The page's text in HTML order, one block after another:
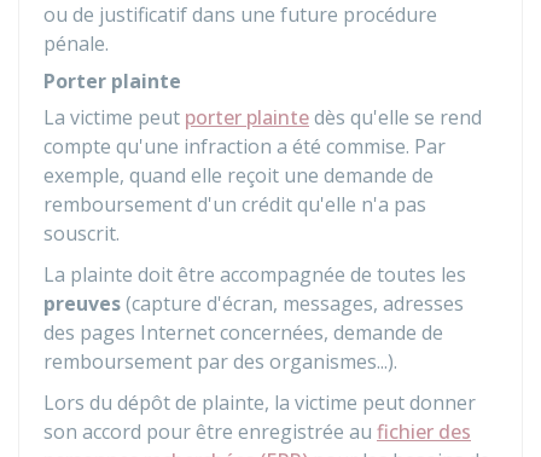
ou de justificatif dans une future procédure
pénale.
Porter plainte
La victime peut porter plaintedès qu'elle se rend
compte qu'une infraction a été commise. Par
exemple, quand elle reçoit une demande de
remboursement d'un crédit qu'elle n'a pas
souscrit.
La plainte doit être accompagnée de toutes les
preuves(capture d'écran, messages, adresses
des pages Internet concernées, demande de
remboursement par des organismes...).
Lors du dépôt de plainte, la victime peut donner
son accord pour être enregistrée au fichier des